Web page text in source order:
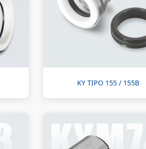
KY TIPO 155 / 155B